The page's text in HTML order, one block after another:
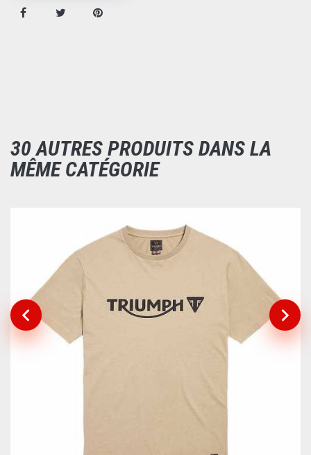
30 AUTRES PRODUITS DANS LA
MÊME CATÉGORIE